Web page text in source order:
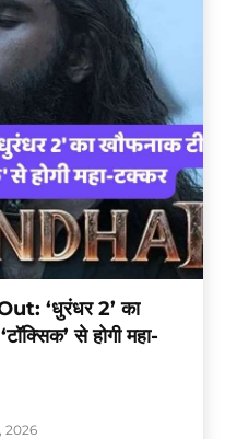
‘धुरंधर 2’ का
से होगी महा-
2026